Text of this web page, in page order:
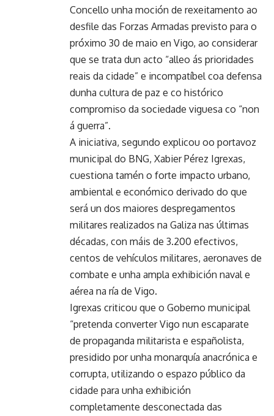
Concello unha moción de rexeitamento ao
desfile das Forzas Armadas previsto para o
próximo 30 de maio en Vigo, ao considerar
que se trata dun acto “alleo ás prioridades
reais da cidade” e incompatíbel coa defensa
dunha cultura de paz e co histórico
compromiso da sociedade viguesa co “non
á guerra”.
A iniciativa, segundo explicou oo portavoz
municipal do BNG, Xabier Pérez Igrexas,
cuestiona tamén o forte impacto urbano,
ambiental e económico derivado do que
será un dos maiores despregamentos
militares realizados na Galiza nas últimas
décadas, con máis de 3.200 efectivos,
centos de vehículos militares, aeronaves de
combate e unha ampla exhibición naval e
aérea na ría de Vigo.
Igrexas criticou que o Goberno municipal
“pretenda converter Vigo nun escaparate
de propaganda militarista e españolista,
presidido por unha monarquía anacrónica e
corrupta, utilizando o espazo público da
cidade para unha exhibición
completamente desconectada das